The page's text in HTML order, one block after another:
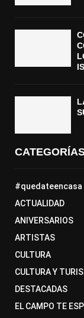
#quedateencasa
ACTUALIDAD
ANIVERSARIOS
ARTISTAS
CULTURA
CULTURA Y
DESTACADAS
EL CAMPO TE